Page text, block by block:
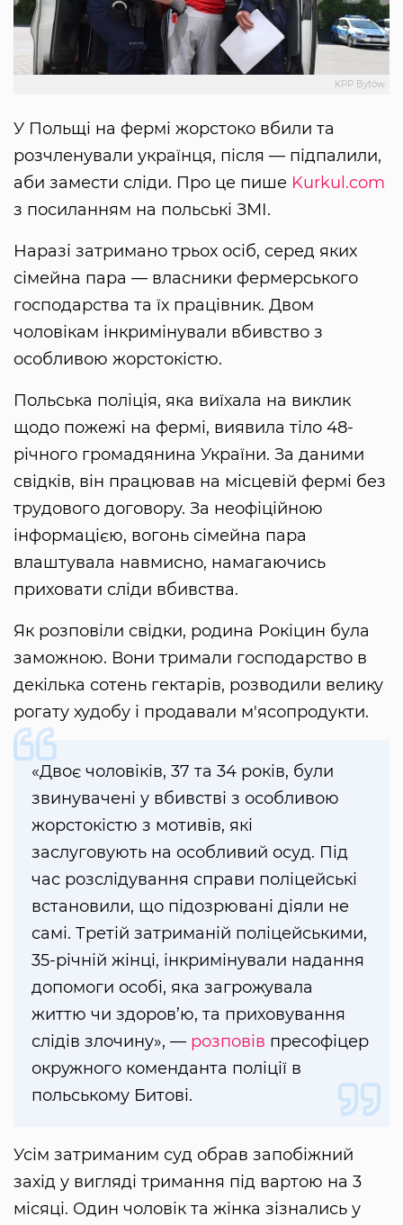
KPP Bytów
У Польщі на фермі жорстоко вбили та
розчленували українця, після — підпалили,
аби замести сліди. Про це пише Kurkul.com
з посиланням на польські ЗМІ.
Наразі затримано трьох осіб, серед яких
сімейна пара — власники фермерського
господарства та їх працівник. Двом
чоловікам інкримінували вбивство з
особливою жорстокістю.
Польська поліція, яка виїхала на виклик
щодо пожежі на фермі, виявила тіло 48-
річного громадянина України. За даними
свідків, він працював на місцевій фермі без
трудового договору. За неофіційною
інформацією, вогонь сімейна пара
влаштувала навмисно, намагаючись
приховати сліди вбивства.
Як розповіли свідки, родина Рокіцин була
заможною. Вони тримали господарство в
декілька сотень гектарів, розводили велику
рогату худобу і продавали м'ясопродукти.
«Двоє чоловіків, 37 та 34 років, були
звинувачені у вбивстві з особливою
жорстокістю з мотивів, які
заслуговують на особливий осуд. Під
час розслідування справи поліцейські
встановили, що підозрювані діяли не
самі. Третій затриманій поліцейськими,
35-річній жінці, інкримінували надання
допомоги особі, яка загрожувала
життю чи здоров’ю, та приховування
слідів злочину», — розповів пресофіцер
окружного коменданта поліції в
польському Битові.
Усім затриманим суд обрав запобіжний
захід у вигляді тримання під вартою на 3
місяці. Один чоловік та жінка зізнались у